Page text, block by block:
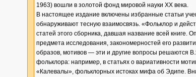
1963) вошли в золотой фонд мировой науки ХХ века.
В настоящее издание включены избранные статьи
обнаруживают тесную взаимосвязь. «Фольклор и
статей этого сборника, давшая название всей книге.
предмета исследования, закономерностей его
образов, мотивов — эти и другие вопросы решаются
фольклора: например, в статьях о вариативности
«Калевалы», фольклорных истоках мифа об Эдипе.